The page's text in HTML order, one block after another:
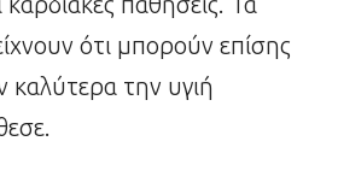
ότι μπορούν επίσης
καλύτερα την υγιή